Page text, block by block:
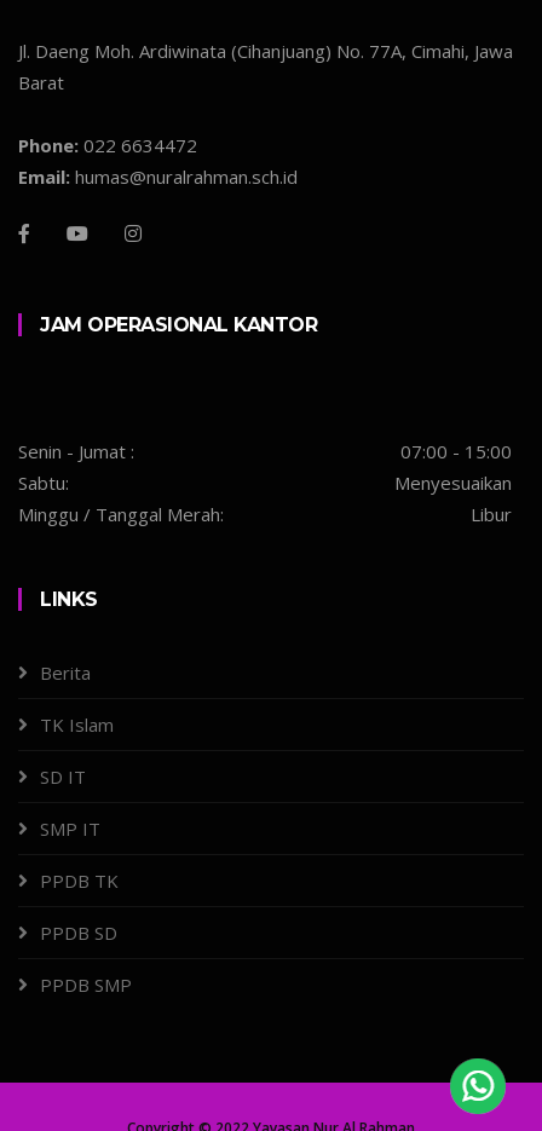
Jl. Daeng Moh. Ardiwinata (Cihanjuang) No. 77A, Cimahi, Jawa
Barat
Phone: 022 6634472
Email: humas@nuralrahman.sch.id
JAM OPERASIONAL KANTOR
Senin - Jumat :
07:00 - 15:00
Sabtu:
Menyesuaikan
Minggu / Tanggal Merah:
Libur
LINKS
Berita
TK Islam
SD IT
SMP IT
PPDB TK
PPDB SD
PPDB SMP